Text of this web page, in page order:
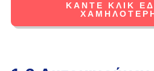
ΚΆΝΤΕ ΚΛΙΚ